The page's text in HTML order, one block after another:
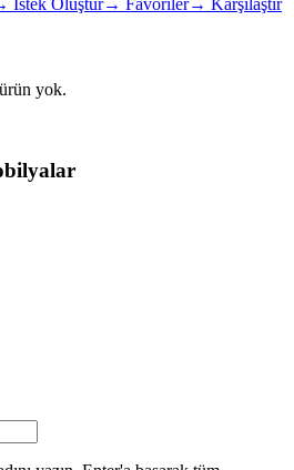
İstek Oluştur→ Favoriler→ Karşılaştır
yok.